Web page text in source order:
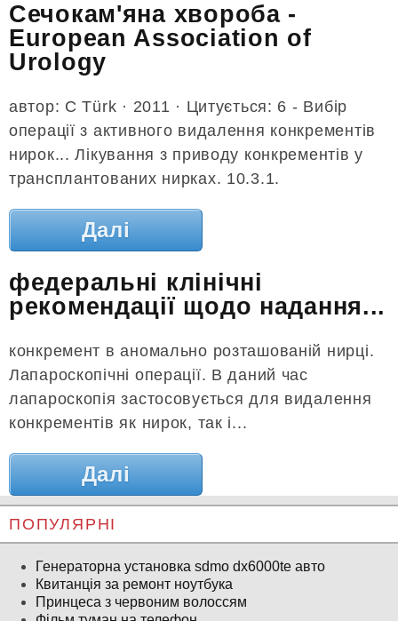
Сечокам'яна хвороба -
European Association of
Urology
автор: C Türk · 2011 · Цитується: 6 - Вибір
операції з активного видалення конкрементів
нирок... Лікування з приводу конкрементів у
трансплантованих нирках. 10.3.1.
Далі
федеральні клінічні
рекомендації щодо надання...
конкремент в аномально розташованій нирці.
Лапароскопічні операції. В даний час
лапароскопія застосовується для видалення
конкрементів як нирок, так і...
Далі
ПОПУЛЯРНІ
Генераторна установка sdmo dx6000te авто
Квитанція за ремонт ноутбука
Принцеса з червоним волоссям